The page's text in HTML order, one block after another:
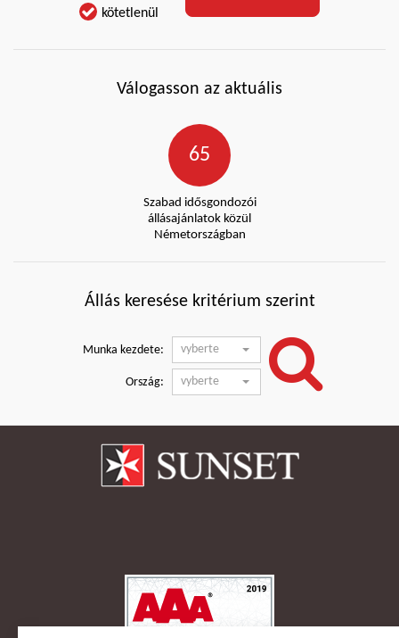
kötetlenül
Válogasson az aktuális
65
Szabad idősgondozói
állásajánlatok közül
Németországban
Állás keresése kritérium szerint
Munka kezdete: vyberte
Ország: vyberte